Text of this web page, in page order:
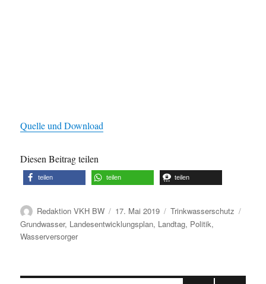
Quelle und Download
Diesen Beitrag teilen
teilen teilen teilen
Autor
Redaktion VKH BW
Veröffentlicht
am
17. Mai 2019 Kategorien
Trinkwasserschutz
Grundwasser, Landesentwicklungsplan, Landtag, Politik,
Wasserversorger